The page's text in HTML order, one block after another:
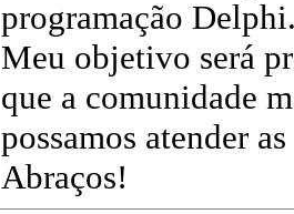
programação
Meu objetivo será
que a comunidade
possamos atender
Abraços!